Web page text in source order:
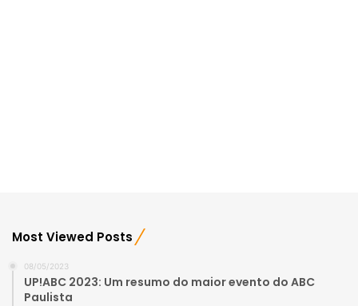
Most Viewed Posts
08/05/2023
UP!ABC 2023: Um resumo do maior evento do ABC
Paulista